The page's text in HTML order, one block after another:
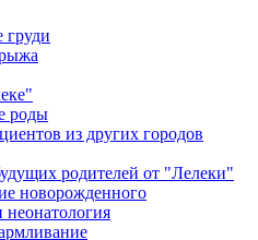
роды
из других городов
родителей от "Лелеки"
новорожденного